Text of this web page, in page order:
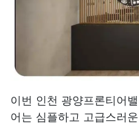
이번 인천 광양프론티어
어는 심플하고 고급스러